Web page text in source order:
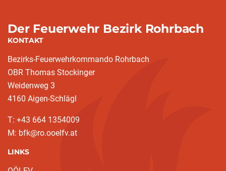
Der Feuerwehr Bezirk Rohrbach
KONTAKT
Bezirks-Feuerwehrkommando Rohrbach
OBR Thomas Stockinger
Weidenweg 3
4160 Aigen-Schlägl
T: +43 664 1354009
M: bfk@ro.ooelfv.at
LINKS